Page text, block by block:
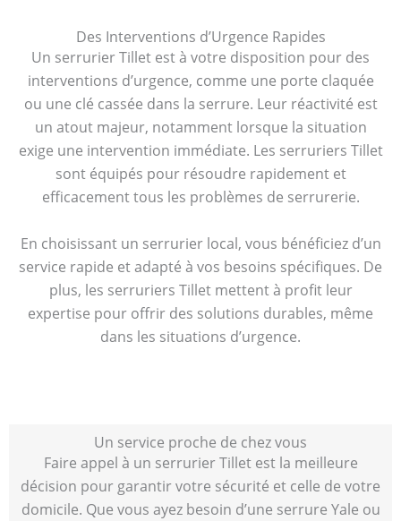
Des Interventions d’Urgence Rapides
Un serrurier Tillet est à votre disposition pour des
interventions d’urgence, comme une porte claquée
ou une clé cassée dans la serrure. Leur réactivité est
un atout majeur, notamment lorsque la situation
exige une intervention immédiate. Les serruriers Tillet
sont équipés pour résoudre rapidement et
efficacement tous les problèmes de serrurerie.
En choisissant un serrurier local, vous bénéficiez d’un
service rapide et adapté à vos besoins spécifiques. De
plus, les serruriers Tillet mettent à profit leur
expertise pour offrir des solutions durables, même
dans les situations d’urgence.
Un service proche de chez vous
Faire appel à un serrurier Tillet est la meilleure
décision pour garantir votre sécurité et celle de votre
domicile. Que vous ayez besoin d’une serrure Yale ou